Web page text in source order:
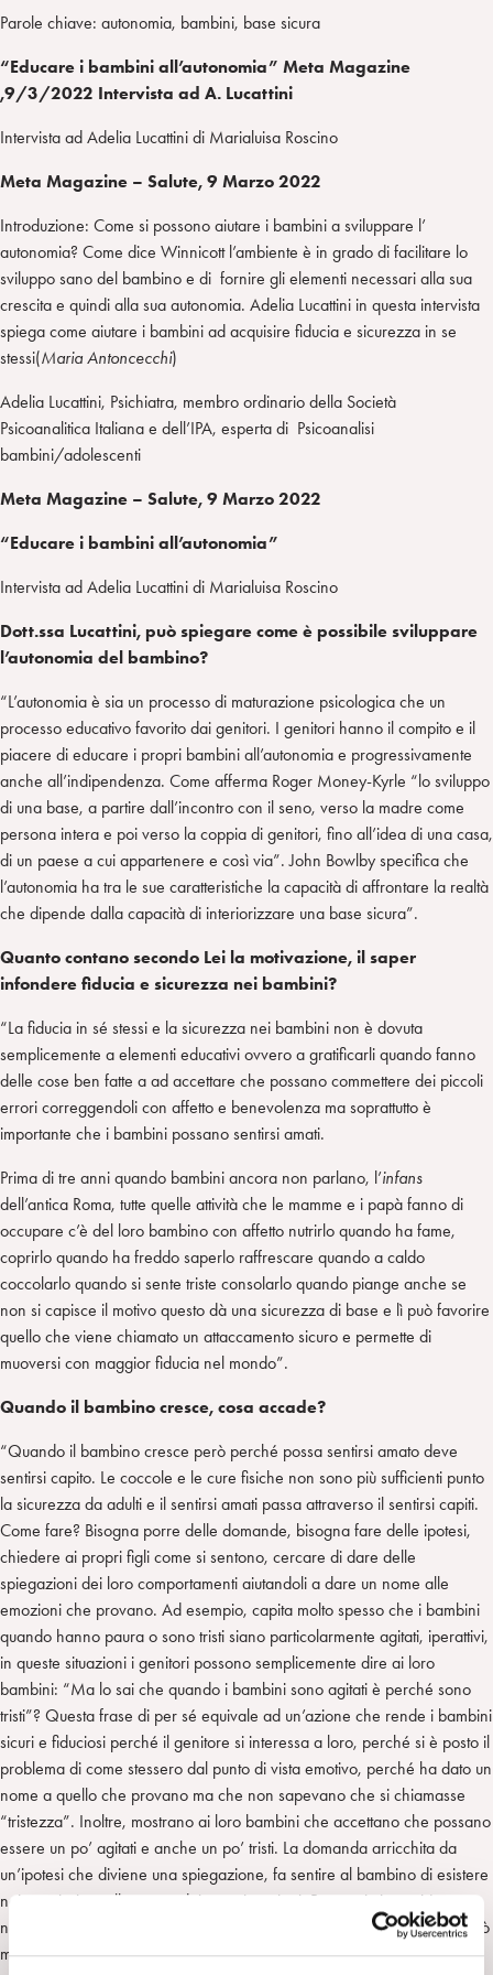
Parole chiave: autonomia, bambini, base sicura
“Educare i bambini all’autonomia” Meta Magazine
,9/3/2022 Intervista ad A. Lucattini
Intervista ad Adelia Lucattini di Marialuisa Roscino
Meta Magazine – Salute, 9 Marzo 2022
Introduzione: Come si possono aiutare i bambini a sviluppare l’
autonomia? Come dice Winnicott l’ambiente è in grado di facilitare lo
sviluppo sano del bambino e di fornire gli elementi necessari alla sua
crescita e quindi alla sua autonomia. Adelia Lucattini in questa intervista
spiega come aiutare i bambini ad acquisire fiducia e sicurezza in se
stessi(Maria Antoncecchi)
Adelia Lucattini, Psichiatra, membro ordinario della Società
Psicoanalitica Italiana e dell’IPA, esperta di Psicoanalisi
bambini/adolescenti
Meta Magazine – Salute, 9 Marzo 2022
“Educare i bambini all’autonomia”
Intervista ad Adelia Lucattini di Marialuisa Roscino
Dott.ssa Lucattini, può spiegare come è possibile sviluppare
l’autonomia del bambino?
“L’autonomia è sia un processo di maturazione psicologica che un
processo educativo favorito dai genitori. I genitori hanno il compito e il
piacere di educare i propri bambini all’autonomia e progressivamente
anche all’indipendenza. Come afferma Roger Money-Kyrle “lo sviluppo
di una base, a partire dall’incontro con il seno, verso la madre come
persona intera e poi verso la coppia di genitori, fino all’idea di una casa,
di un paese a cui appartenere e così via”. John Bowlby specifica che
l’autonomia ha tra le sue caratteristiche la capacità di affrontare la realtà
che dipende dalla capacità di interiorizzare una base sicura”.
Quanto contano secondo Lei la motivazione, il saper
infondere fiducia e sicurezza nei bambini?
“La fiducia in sé stessi e la sicurezza nei bambini non è dovuta
semplicemente a elementi educativi ovvero a gratificarli quando fanno
delle cose ben fatte a ad accettare che possano commettere dei piccoli
errori correggendoli con affetto e benevolenza ma soprattutto è
importante che i bambini possano sentirsi amati.
Prima di tre anni quando bambini ancora non parlano, l’infans
dell’antica Roma, tutte quelle attività che le mamme e i papà fanno di
occupare c’è del loro bambino con affetto nutrirlo quando ha fame,
coprirlo quando ha freddo saperlo raffrescare quando a caldo
coccolarlo quando si sente triste consolarlo quando piange anche se
non si capisce il motivo questo dà una sicurezza di base e lì può favorire
quello che viene chiamato un attaccamento sicuro e permette di
muoversi con maggior fiducia nel mondo”.
Quando il bambino cresce, cosa accade?
“Quando il bambino cresce però perché possa sentirsi amato deve
sentirsi capito. Le coccole e le cure fisiche non sono più sufficienti punto
la sicurezza da adulti e il sentirsi amati passa attraverso il sentirsi capiti.
Come fare? Bisogna porre delle domande, bisogna fare delle ipotesi,
chiedere ai propri figli come si sentono, cercare di dare delle
spiegazioni dei loro comportamenti aiutandoli a dare un nome alle
emozioni che provano. Ad esempio, capita molto spesso che i bambini
quando hanno paura o sono tristi siano particolarmente agitati, iperattivi,
in queste situazioni i genitori possono semplicemente dire ai loro
bambini: “Ma lo sai che quando i bambini sono agitati è perché sono
tristi”? Questa frase di per sé equivale ad un’azione che rende i bambini
sicuri e fiduciosi perché il genitore si interessa a loro, perché si è posto il
problema di come stessero dal punto di vista emotivo, perché ha dato un
nome a quello che provano ma che non sapevano che si chiamasse
“tristezza”. Inoltre, mostrano ai loro bambini che accettano che possano
essere un po’ agitati e anche un po’ tristi. La domanda arricchita da
un’ipotesi che diviene una spiegazione, fa sentire al bambino di esistere
nei pensieri e nella mente dei propri genitori. Per sentirsi amati è
necessario sentirsi di esistere nella mente di qualcuno, non mi stancherò
mai di dirlo”.